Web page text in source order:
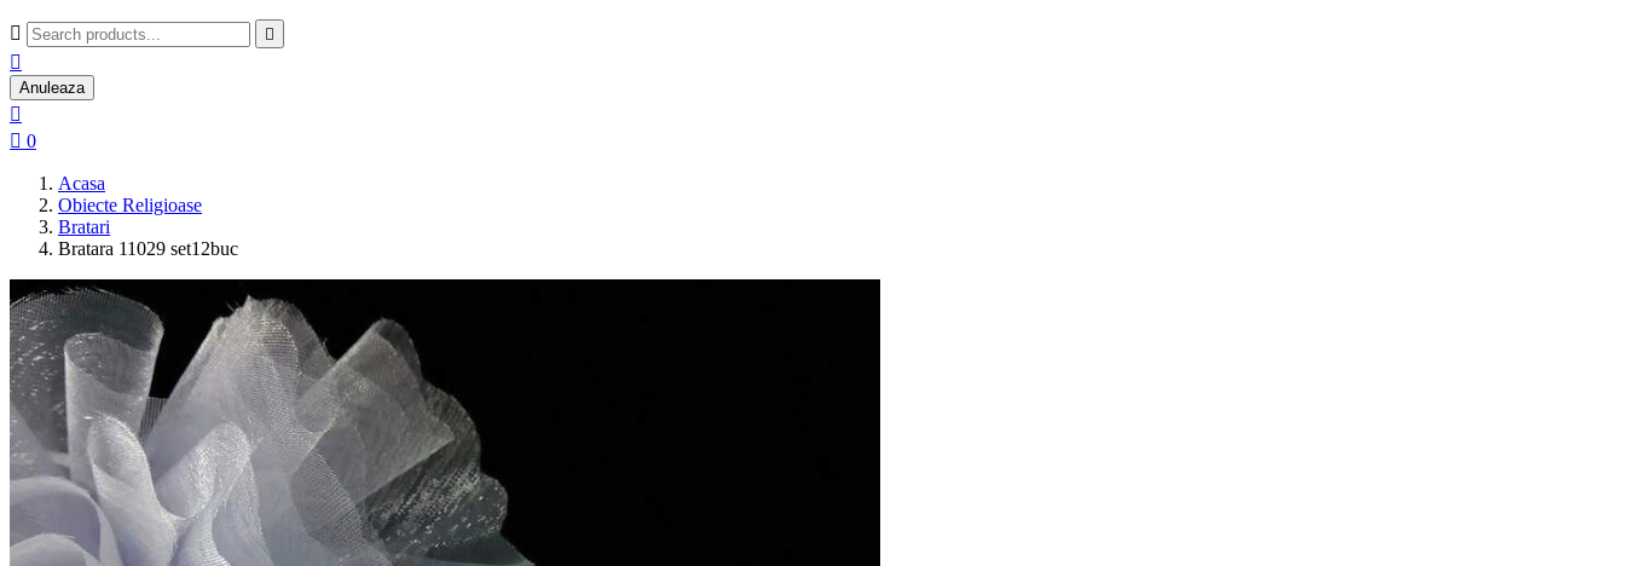
 

Anuleaza

 0
Acasa
Obiecte Religioase
Bratari
Bratara 11029 set12buc